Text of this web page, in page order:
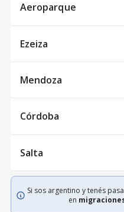
Aeroparque
Ezeiza
Mendoza
Córdoba
Salta
Si sos argentino y tenés
en